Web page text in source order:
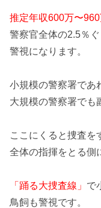
推定年収600万〜960
警察官全体の2.5％
警視になります。
小規模の警察署であ
大規模の警察署でも
ここにくると捜査を
全体の指揮をとる側
「踊る大捜査線」 で
鳥飼 も警視です。